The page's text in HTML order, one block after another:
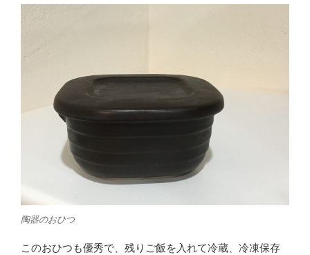
陶器のおひつ
このおひつも優秀で、残りご飯を入れて冷蔵、冷凍保存